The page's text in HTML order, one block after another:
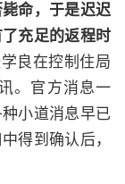
命，于是迟迟
充足的返程时
良在控制住局
。官方消息一
小道消息早已
得到确认后，